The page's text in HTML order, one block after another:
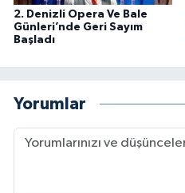
2. Denizli Opera Ve Bale
Günleri’nde Geri Sayım
Başladı
Yorumlar